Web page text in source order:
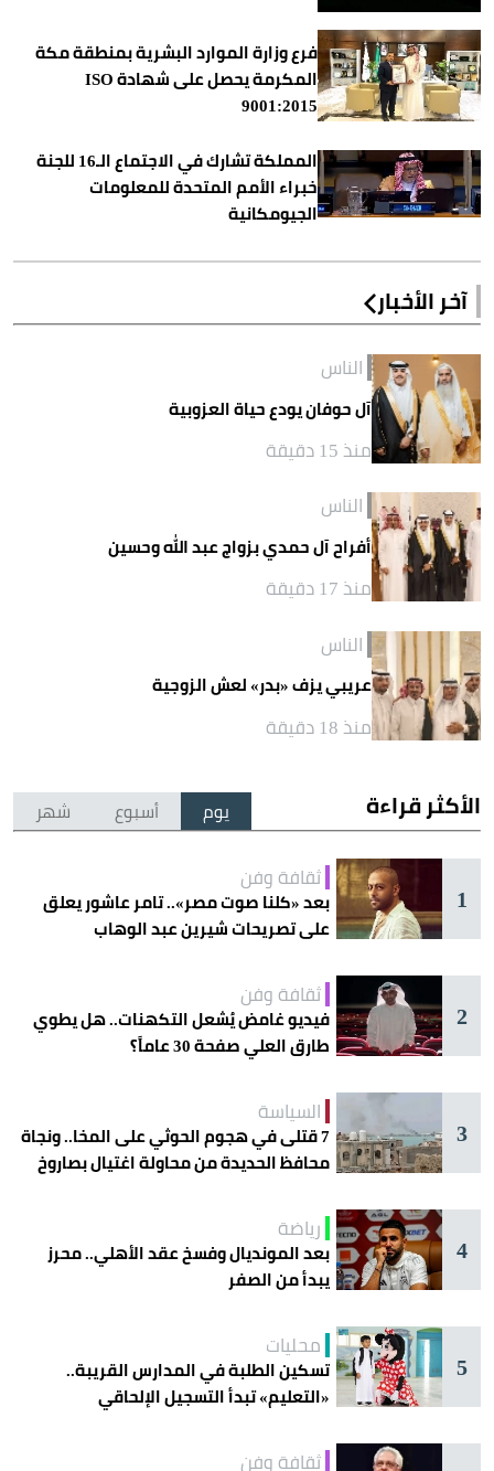
فرع وزارة الموارد البشرية بمنطقة مكة
المكرمة يحصل على شهادة ISO
9001:2015
المملكة تشارك في الاجتماع الـ16 للجنة
خبراء الأمم المتحدة للمعلومات
الجيومكانية
آخر الأخبار
الناس
آل حوفان يودع حياة العزوبية
منذ 15 دقيقة
الناس
أفراح آل حمدي بزواج عبد الله وحسين
منذ 17 دقيقة
الناس
عريبي يزف «بدر» لعش الزوجية
منذ 18 دقيقة
الأكثر قراءة يوم أسبوع شهر
1
ثقافة وفن
بعد «كلنا صوت مصر».. تامر عاشور يعلق
على تصريحات شيرين عبد الوهاب
2
ثقافة وفن
فيديو غامض يُشعل التكهنات.. هل يطوي
طارق العلي صفحة 30 عاماً؟
3
السياسة
7 قتلى في هجوم الحوثي على المخا.. ونجاة
محافظ الحديدة من محاولة اغتيال بصاروخ
4
رياضة
بعد المونديال وفسخ عقد الأهلي.. محرز
يبدأ من الصفر
5
محليات
تسكين الطلبة في المدارس القريبة..
«التعليم» تبدأ التسجيل الإلحاقي
ثقافة وفن